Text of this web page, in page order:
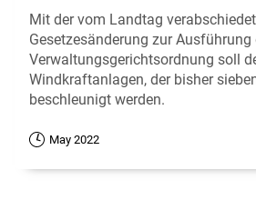
Mit der vom Landtag
Gesetzesänderung zur Ausführung
Verwaltungsgerichtsordnung soll
Windkraftanlagen, der bisher
beschleunigt werden.
May 2022